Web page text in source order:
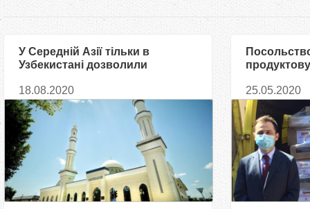
У Середній Азії тільки в
Узбекистані дозволили
18.08.2020
25.05.2020